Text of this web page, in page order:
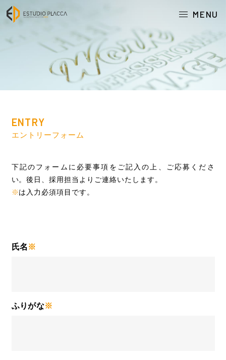
MENU
ENTRY
エントリーフォーム
下記のフォームに必要事項をご記入の上、ご応募くださ
い。後日、採用担当よりご連絡いたします。
※は入力必須項目です。
氏名 ※
ふりがな※